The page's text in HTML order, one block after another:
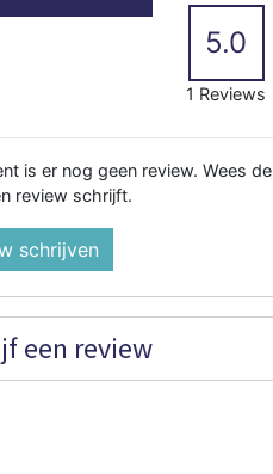
5.0
1 Reviews
is er nog geen review. Wees de
review schrijft.
schrijven
een review